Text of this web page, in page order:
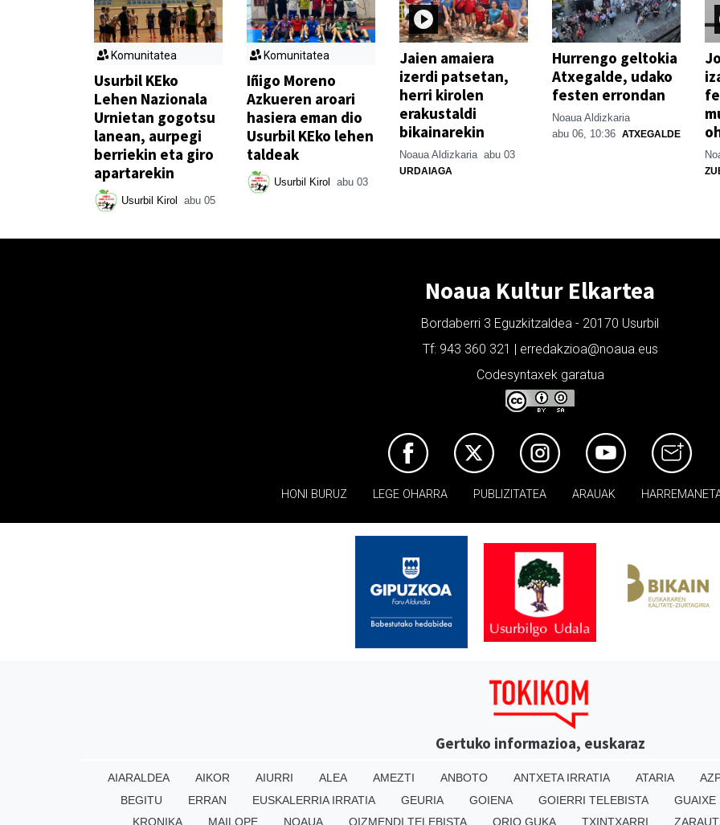
Komunitatea
Usurbil KEko
Lehen Nazionala
Urnietan gogotsu
lanean, aurpegi
berriekin eta giro
apartarekin
Usurbil Kirol abu 05
Komunitatea
Iñigo Moreno
Azkueren aroari
hasiera eman dio
Usurbil KEko lehen
taldeak
Usurbil Kirol abu 03
Jaien amaiera
izerdi patsetan,
herri kirolen
erakustaldi
bikainarekin
Noaua Aldizkaria abu 03
URDAIAGA
Hurrengo geltokia
Atxegalde, udako
festen errondan
Noaua Aldizkaria
abu 06, 10:36 ATXEGALDE
Noaua Kultur Elkartea
Bordaberri 3 Eguzkitzaldea - 20170 Usurbil
Tf: 943 360 321 | erredakzioa@noaua.eus
Codesyntaxek garatua
HONI BURUZ LEGE OHARRA PUBLIZITATEA ARAUAK
Gertuko informazioa, euskaraz
AIARALDEA AIKOR AIURRI ALEA AMEZTI ANBOTO ANTXETA IRRATIA ATARIA
BEGITU
ERRAN EUSKALERRIA IRRATIA GEURIA GOIENA GOIERRI TELEBISTA GUAIXE
KRONIKA
MAILOPE NOAUA OIZMENDI TELEBISTA ORIO GUKA TXINTXARRI